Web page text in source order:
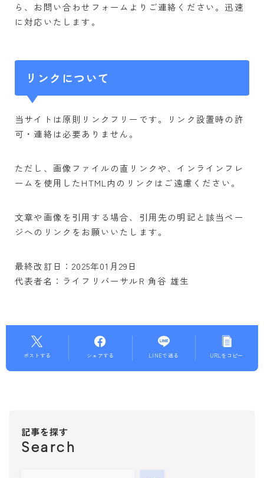
ら、お問い合わせフォームよりご連絡ください。迅速
に対応いたします。
リンクについて
当サイトは原則リンクフリーです。リンク設置時の許
可・連絡は必要ありません。
ただし、画像ファイルの直リンクや、インラインフレ
ームを使用したHTML内のリンクはご遠慮ください。
文章や画像を引用する場合、引用先の明記と該当ペー
ジへのリンクをお願いいたします。
最終改訂日：2025年01月29日
代表者名：ライフリバーサルR 角谷 雄生
ポストする シェアする LINEで送る URLをコピー
記事を探す
Search